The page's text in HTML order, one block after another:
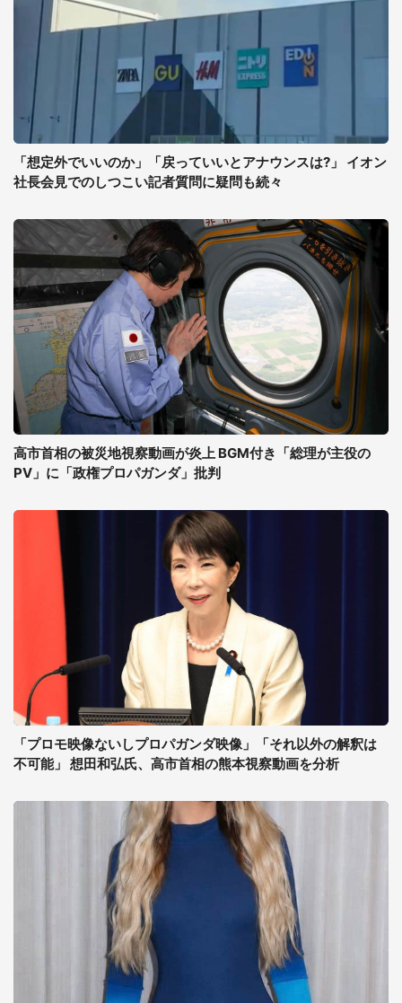
「想定外でいいのか」「戻っていいとアナウンスは?」 イオン
社長会見でのしつこい記者質問に疑問も続々
高市首相の被災地視察動画が炎上 BGM付き「総理が主役の
PV」に「政権プロパガンダ」批判
「プロモ映像ないしプロパガンダ映像」「それ以外の解釈は
不可能」 想田和弘氏、高市首相の熊本視察動画を分析